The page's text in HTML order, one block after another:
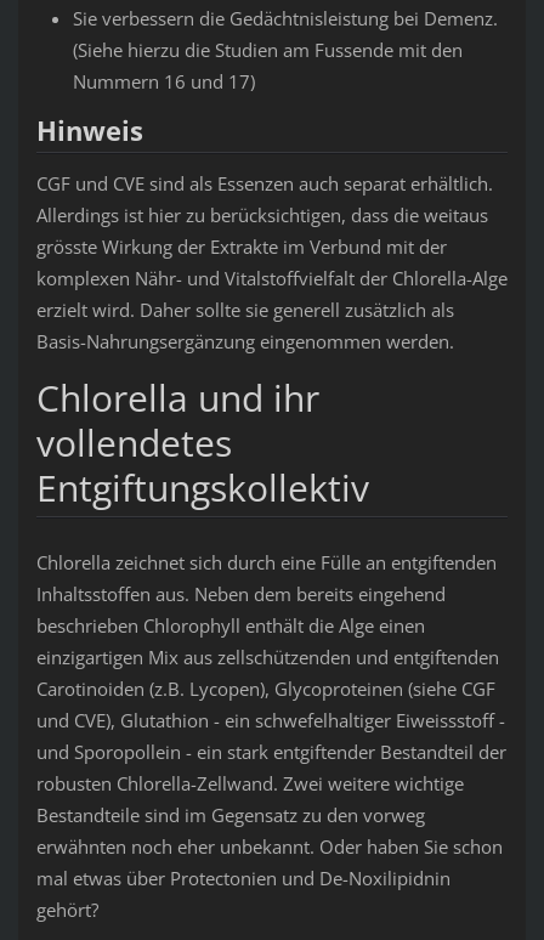
Sie verbessern die Gedächtnisleistung bei Demenz.
(Siehe hierzu die Studien am Fussende mit den
Nummern 16 und 17)
Hinweis
CGF und CVE sind als Essenzen auch separat erhältlich.
Allerdings ist hier zu berücksichtigen, dass die weitaus
grösste Wirkung der Extrakte im Verbund mit der
komplexen Nähr- und Vitalstoffvielfalt der Chlorella-Alge
erzielt wird. Daher sollte sie generell zusätzlich als
Basis-Nahrungsergänzung eingenommen werden.
Chlorella und ihr
vollendetes
Entgiftungskollektiv
Chlorella zeichnet sich durch eine Fülle an entgiftenden
Inhaltsstoffen aus. Neben dem bereits eingehend
beschrieben Chlorophyll enthält die Alge einen
einzigartigen Mix aus zellschützenden und entgiftenden
Carotinoiden (z.B. Lycopen), Glycoproteinen (siehe CGF
und CVE), Glutathion - ein schwefelhaltiger Eiweissstoff -
und Sporopollein - ein stark entgiftender Bestandteil der
robusten Chlorella-Zellwand. Zwei weitere wichtige
Bestandteile sind im Gegensatz zu den vorweg
erwähnten noch eher unbekannt. Oder haben Sie schon
mal etwas über Protectonien und De-Noxilipidnin
gehört?